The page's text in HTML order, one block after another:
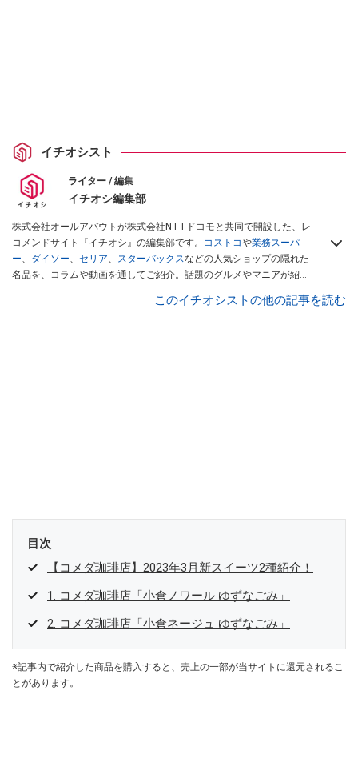
イチオシスト
ライター / 編集
イチオシ編集部
株式会社オールアバウトが株式会社NTTドコモと共同で開設した、レ
コメンドサイト『イチオシ』の編集部です。 コストコや業務スーパ
ー、 ダイソー、 セリア、 スターバックスなどの人気ショップの隠れた
名品を、コラムや動画を通してご紹介。話題のグルメやマニアが紹介
インフルエンサーが実際に使用してレビューしています。毎日トレン
このイチオシストの他の記事を読む
目次
【コメダ珈琲店】2023年3月新スイーツ2種紹介！
1. コメダ珈琲店「小倉ノワール ゆずなごみ」
2. コメダ珈琲店「小倉ネージュ ゆずなごみ」
※記事内で紹介した商品を購入すると、売上の一部が当サイトに還元されるこ
とがあります。